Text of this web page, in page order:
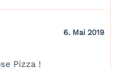
6. Mai 2019
Pizza !